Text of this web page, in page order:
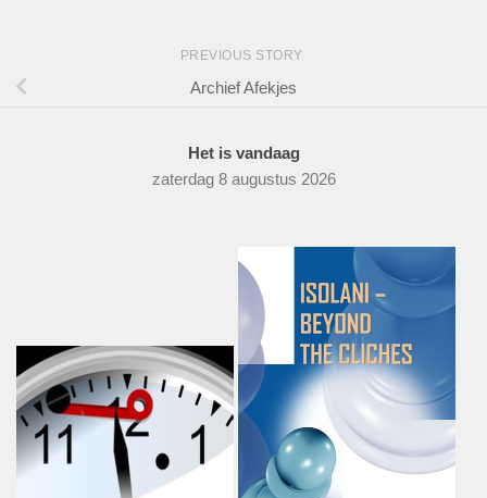
PREVIOUS STORY
Archief Afekjes
Het is vandaag
zaterdag 8 augustus 2026